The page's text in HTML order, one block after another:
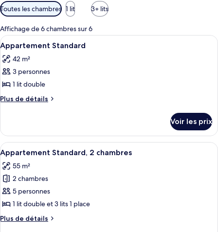
Filtres
disponibles
pour
les
chambres
Toutes les chambres 1 lit 3+ lits
Affichage de 6 chambres sur 6
Afficher
toutes
les
photos
pour
ce
chambre :
Appartement
Standard
Une chambre d’hôtel compacte
7
Appartement Standard
42 m²
3 personnes
1 lit double
Plus de détails
Plus
le
type
de
chambre
Appartement
Standard
Voir les prix
Afficher
toutes
les
photos
pour
ce
type
de
Un espace de vie compact
7
Appartement Standard, 2 chambres
55 m²
2 chambres
5 personnes
1 lit double et 3 lits 1 place
Plus de détails
Plus